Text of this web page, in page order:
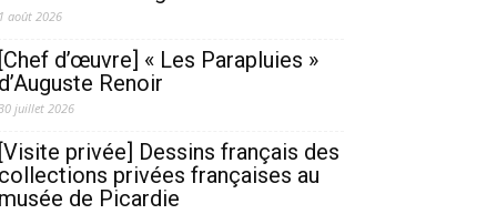
1 août 2026
[Chef d’œuvre] « Les Parapluies »
d’Auguste Renoir
juillet 2026
[Visite privée] Dessins français des
collections privées françaises au
musée de Picardie